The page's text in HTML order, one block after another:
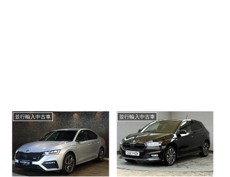
並行輸入中古車 並行輸入中古車